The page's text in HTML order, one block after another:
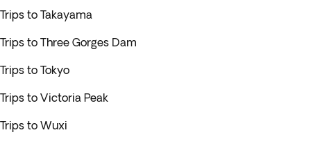
Trips to Takayama
Trips to Three Gorges Dam
Trips to Tokyo
Trips to Victoria Peak
Trips to Wuxi